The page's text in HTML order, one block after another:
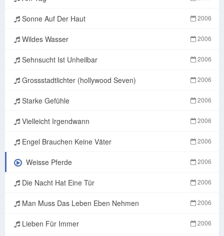
Sonne Auf Der Haut 2006
Wildes Wasser 2006
Sehnsucht Ist Unheilbar 2006
Grossstadtlichter (hollywood Seven) 2006
Starke Gefühle 2006
Vielleicht Irgendwann 2006
Engel Brauchen Keine Väter 2006
Weisse Pferde 2006
Die Nacht Hat Eine Tür 2006
Man Muss Das Leben Eben Nehmen 2006
Lieben Für Immer 2006